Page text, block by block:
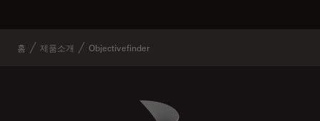
홈 제품소개 Objectivefinder
Danaher Logo